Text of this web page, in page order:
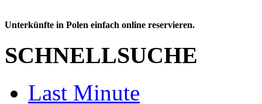
Unterkünfte in Polen einfach online reservieren.
SCHNELLSUCHE
Last Minute